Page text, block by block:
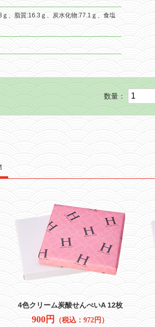
、脂質:16.3ｇ、炭水化物:77.1ｇ、食塩
数量：
4色クリーム炭酸せんべいA 12枚
900円 （税込：972円）